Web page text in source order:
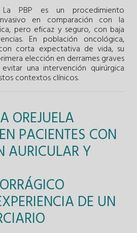
PBP es un procedimiento
en comparación con la
pero eficaz y seguro, con baja
En población oncológica,
corta expectativa de vida, su
elección en derrames graves
una intervención quirúrgica
contextos clínicos.
OREJUELA
PACIENTES CON
AURICULAR Y
DE UN